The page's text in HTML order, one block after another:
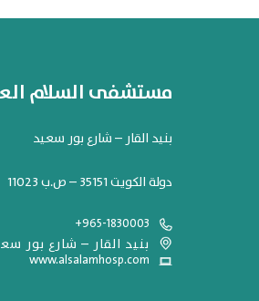
مستشفى السلام
بنيد القار – شارع بور سعيد
دولة الكويت 35151 – ص.ب 11023
+965-1830003
بنيد القار – شارع بور
www.alsalamhosp.com